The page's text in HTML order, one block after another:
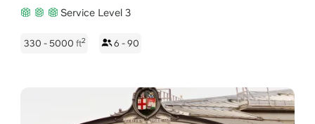
Service Level 3
330 - 5000 ft2 6 - 90